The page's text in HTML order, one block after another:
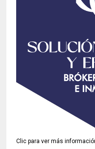
Clic para ver más